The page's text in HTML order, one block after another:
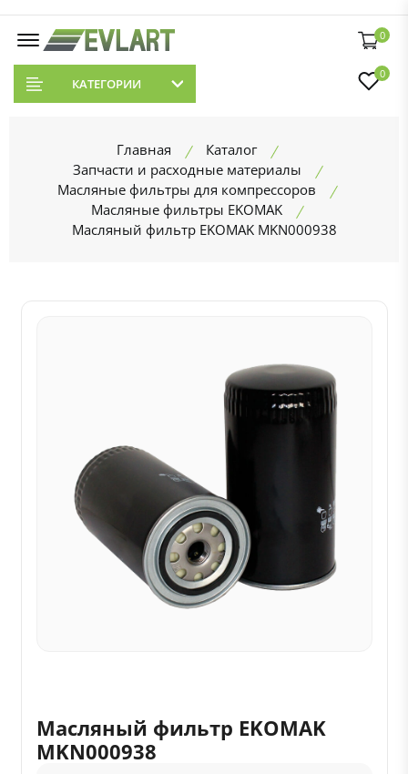
0
КАТЕГОРИИ
0
Главная
Каталог
Запчасти и расходные материалы
Масляные фильтры для компрессоров
Масляные фильтры EKOMAK
Масляный фильтр EKOMAK MKN000938
Масляный фильтр EKOMAK
MKN000938